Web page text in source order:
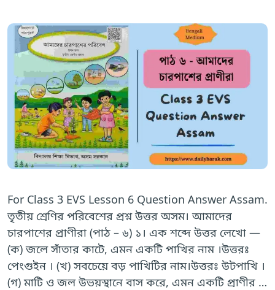
For Class 3 EVS Lesson 6 Question Answer Assam.
তৃতীয় শ্রেণির পরিবেশের প্রশ্ন উত্তর অসম। আমাদের
চারপাশের প্রাণীরা (পাঠ – ৬) ১। এক শব্দে উত্তর লেখো —
(ক) জলে সাঁতার কাটে, এমন একটি পাখির নাম ।উত্তরঃ
পেংগুইন । (খ) সবচেয়ে বড় পাখিটির নাম।উত্তরঃ উটপাখি ।
(গ) মাটি ও জল উভয়স্থানে বাস করে, এমন একটি প্রাণীর …